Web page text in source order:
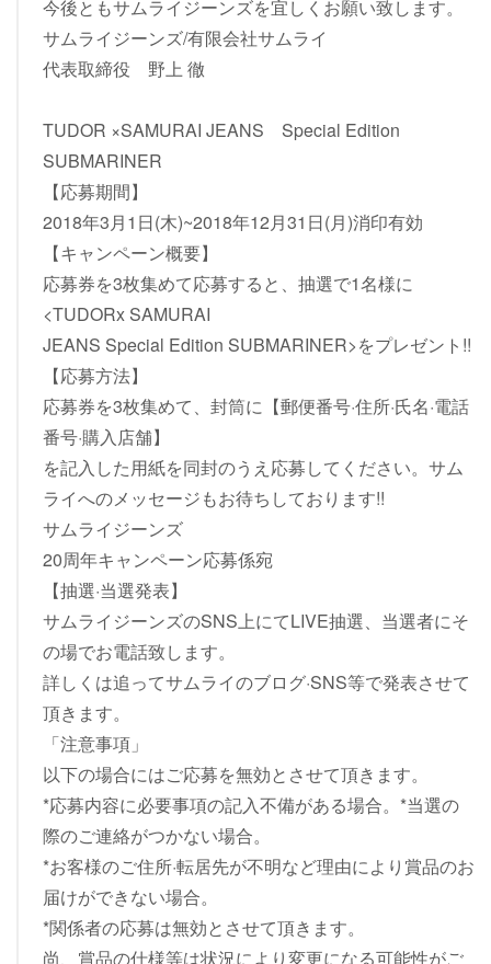
今後ともサムライジーンズを宜しくお願い致します。
サムライジーンズ/有限会社サムライ
代表取締役 野上 徹
TUDOR ×SAMURAI JEANS Special Edition
SUBMARINER
【応募期間】
2018年3月1日(木)~2018年12月31日(月)消印有効
【キャンペーン概要】
応募券を3枚集めて応募すると、抽選で1名様に
<TUDORx SAMURAI
JEANS Special Edition SUBMARINER>をプレゼント!!
【応募方法】
応募券を3枚集めて、封筒に【郵便番号·住所·氏名·電話
番号·購入店舗】
を記入した用紙を同封のうえ応募してください。サム
ライへのメッセージもお待ちしております!!
サムライジーンズ
20周年キャンペーン応募係宛
【抽選·当選発表】
サムライジーンズのSNS上にてLIVE抽選、当選者にそ
の場でお電話致します。
詳しくは追ってサムライのブログ·SNS等で発表させて
頂きます。
「注意事項」
以下の場合にはご応募を無効とさせて頂きます。
*応募内容に必要事項の記入不備がある場合。*当選の
際のご連絡がつかない場合。
*お客様のご住所·転居先が不明など理由により賞品のお
届けができない場合。
*関係者の応募は無効とさせて頂きます。
尚、賞品の仕様等は状況により変更になる可能性がご